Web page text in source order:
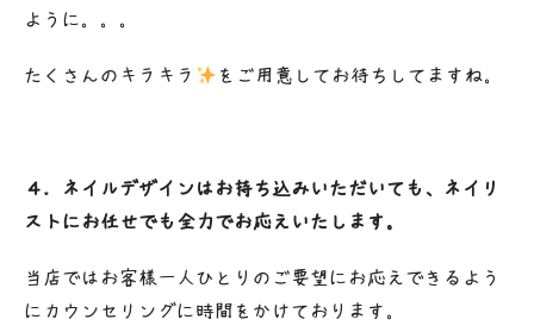
ように。。。
たくさんのキラキラ をご用意してお待ちしてますね。
４．ネイルデザインはお持ち込みいただいても、ネイリ
ストにお任せでも全力でお応えいたします。
当店ではお客様一人ひとりのご要望にお応えできるよう
にカウンセリングに時間をかけております。